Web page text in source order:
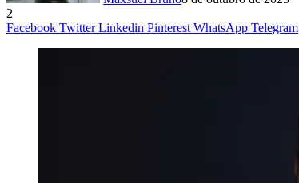
2
Facebook Twitter Linkedin Pinterest WhatsApp Telegram